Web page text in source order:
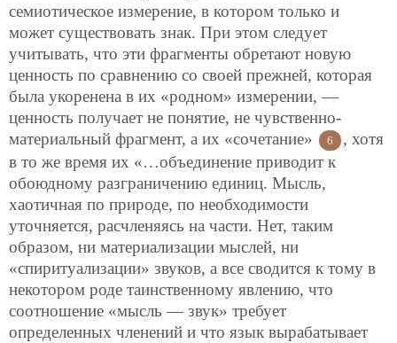
семиотическое измерение, в котором только и
может существовать знак. При этом следует
учитывать, что эти фрагменты обретают новую
ценность по сравнению со своей прежней, которая
была укоренена в их «родном» измерении, —
ценность получает не понятие, не чувственно-
материальный фрагмент, а их «сочетание»
6
, хотя
в то же время их «…объединение приводит к
обоюдному разграничению единиц. Мысль,
хаотичная по природе, по необходимости
уточняется, расчленяясь на части. Нет, таким
образом, ни материализации мыслей, ни
«спиритуализации» звуков, а все сводится к тому в
некотором роде таинственному явлению, что
соотношение «мысль — звук» требует
определенных членений и что язык вырабатывает